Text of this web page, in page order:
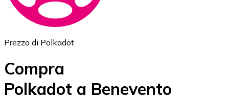
Prezzo di Polkadot
Compra
Polkadot a Benevento